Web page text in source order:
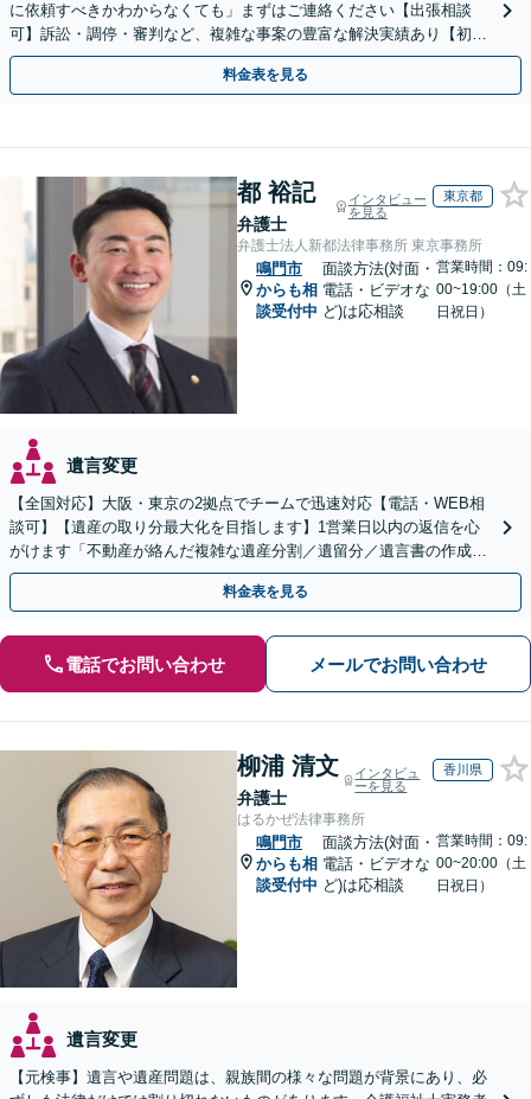
に依頼すべきかわからなくても」まずはご連絡ください【出張相談
可】訴訟・調停・審判など、複雑な事案の豊富な解決実績あり【初回
相談無料】初回面談のみで解決できるケースもあります
料金表を見る
都 裕記
弁護士
インタビュー
を見る
東京都
弁護士法人新都法律事務所 東京事務所
鳴門市
からも相
談受付中
面談方法(対面・
電話・ビデオな
ど)は応相談
営業時間：09:
00~19:00（土
日祝日）
遺言変更
【全国対応】大阪・東京の2拠点でチームで迅速対応【電話・WEB相
談可】【遺産の取り分最大化を目指します】1営業日以内の返信を心
がけます「不動産が絡んだ複雑な遺産分割／遺留分／遺言書の作成・
執行／事業承継など、お任せください」【休日相談あり】
料金表を見る
電話でお問い合わせ メールでお問い合わせ
柳浦 清文
弁護士
インタビュ
ーを見る
香川県
はるかぜ法律事務所
鳴門市
からも相
談受付中
面談方法(対面・
電話・ビデオな
ど)は応相談
営業時間：09:
00~20:00（土
日祝日）
遺言変更
【元検事】遺言や遺産問題は、親族間の様々な問題が背景にあり、必